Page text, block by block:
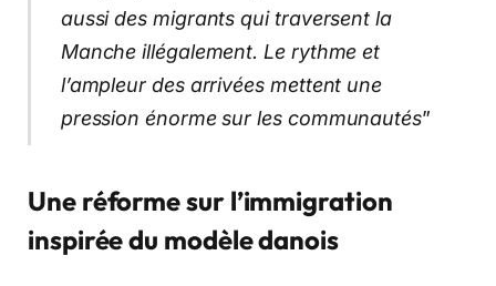
aussi des migrants qui traversent la
Manche illégalement. Le rythme et
l’ampleur des arrivées mettent une
pression énorme sur les communautés”
Une réforme sur l’immigration
inspirée du modèle danois